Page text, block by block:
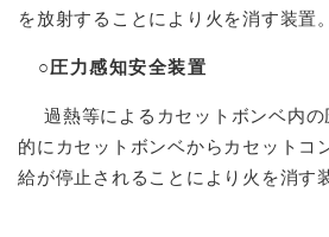
を放射することにより火を消す装置。
○圧力感知安全装置
過熱等によるカセットボンベ内
的にカセットボンベからカセットコ
給が停止されることにより火を消す